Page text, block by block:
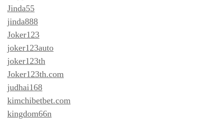
Jinda55
jinda888
Joker123
joker123auto
joker123th
Joker123th.com
judhai168
kimchibetbet.com
kingdom66n